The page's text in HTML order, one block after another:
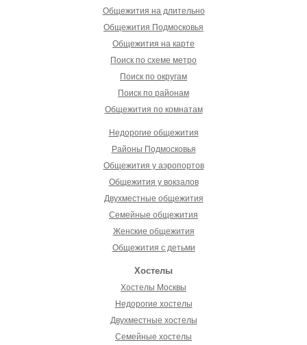
Общежития на длительно
Общежития Подмосковья
Общежития на карте
Поиск по схеме метро
Поиск по округам
Поиск по районам
Общежития по комнатам
Недорогие общежития
Районы Подмосковья
Общежития у аэропортов
Общежития у вокзалов
Двухместные общежития
Семейные общежития
Женские общежития
Общежития с детьми
Хостелы
Хостелы Москвы
Недорогие хостелы
Двухместные хостелы
Семейные хостелы